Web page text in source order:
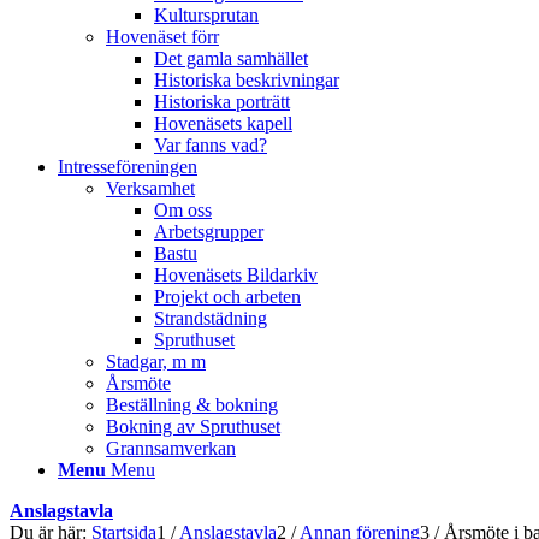
Kultursprutan
Hovenäset förr
Det gamla samhället
Historiska beskrivningar
Historiska porträtt
Hovenäsets kapell
Var fanns vad?
Intresseföreningen
Verksamhet
Om oss
Arbetsgrupper
Bastu
Hovenäsets Bildarkiv
Projekt och arbeten
Strandstädning
Spruthuset
Stadgar, m m
Årsmöte
Beställning & bokning
Bokning av Spruthuset
Grannsamverkan
Menu Menu
Anslagstavla
Du är här: Startsida1 / Anslagstavla2 / Annan förening3 / Årsmöte i